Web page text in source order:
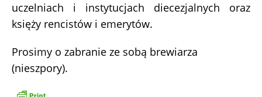
uczelniach i instytucjach diecezjalnych oraz
księży rencistów i emerytów.
Prosimy o zabranie ze sobą brewiarza
(nieszpory).